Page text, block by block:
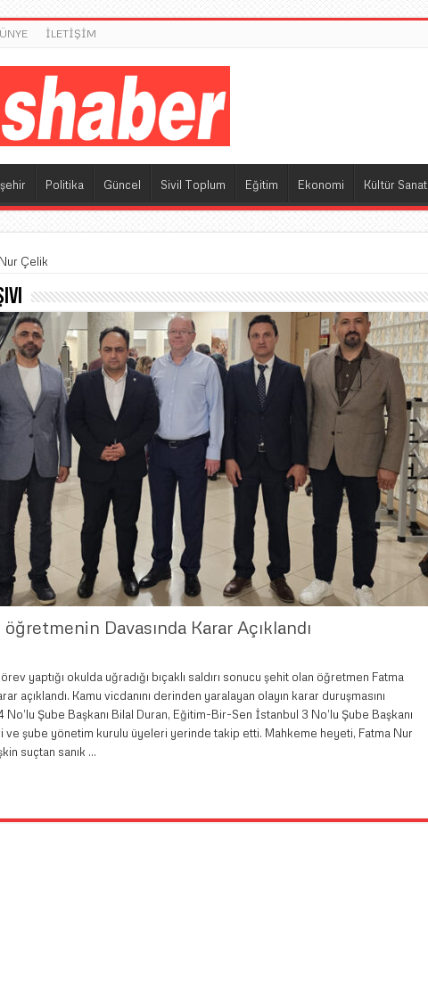
İLETİŞİM
Politika Güncel Sivil Toplum Eğitim Ekonomi Kültür Sanat
Çelik
Davasında Karar Açıklandı
yaptığı okulda uğradığı bıçaklı saldırı sonucu şehit olan öğretmen Fatma
açıklandı. Kamu vicdanını derinden yaralayan olayın karar duruşmasını
Şube Başkanı Bilal Duran, Eğitim-Bir-Sen İstanbul 3 No’lu Şube Başkanı
ve şube yönetim kurulu üyeleri yerinde takip etti. Mahkeme heyeti, Fatma Nur
suçtan sanık …